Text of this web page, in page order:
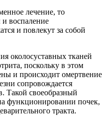
лечение, то
воспаление
и повлекут за собой
околосуставных тканей
поскольку в этом
и происходит омертвение
сопровождается
Такой своеобразный
функционировании почек,
тракта.